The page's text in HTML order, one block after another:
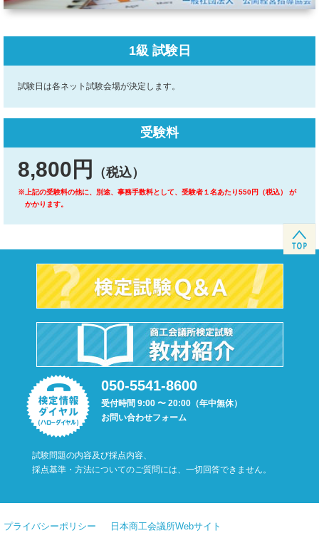
1級 試験日
試験日は各ネット試験会場が決定します。
受験料
8,800円 （税込）
※上記の受験料の他に、別途、事務手数料として、受験者１名あたり550円（税込） が
かかります。
050-5541-8600
受付時間 9:00 〜 20:00（年中無休）
お問い合わせフォーム
試験問題の内容及び採点内容、
採点基準・方法についてのご質問には、一切回答できません。
プライバシーポリシー 日本商工会議所Webサイト